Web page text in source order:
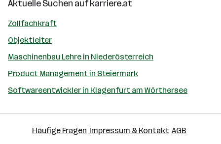
Aktuelle Suchen aufkarriere.at
Zollfachkraft
Objektleiter
Maschinenbau Lehre in Niederösterreich
Product Management in Steiermark
Softwareentwickler in Klagenfurt am Wörthersee
Häufige Fragen Impressum & Kontakt AGB